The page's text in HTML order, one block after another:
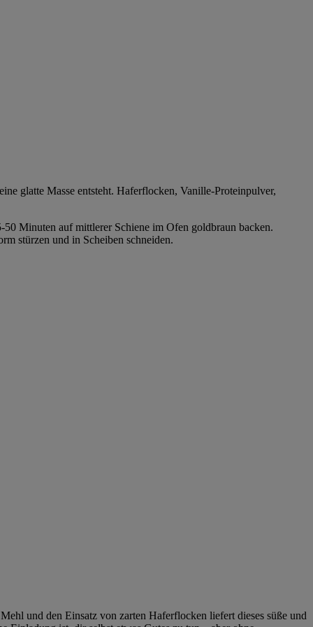
glatte Masse entsteht. Haferflocken, Vanille-Proteinpulver,
Minuten auf mittlerer Schiene im Ofen goldbraun backen.
stürzen und in Scheiben schneiden.
und den Einsatz von zarten Haferflocken liefert dieses süße und